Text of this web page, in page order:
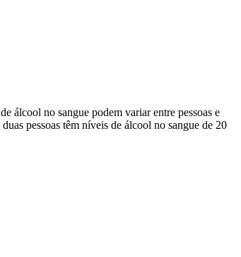
álcool no sangue podem variar entre pessoas e
pessoas têm níveis de álcool no sangue de 20